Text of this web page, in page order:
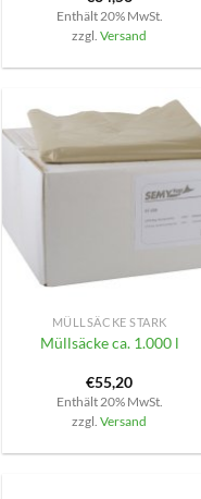
Enthält 20% MwSt.
zzgl.Versand
MÜLLSÄCKE STARK
Müllsäcke ca. 1.000 l
€55,20
Enthält 20% MwSt.
zzgl.Versand